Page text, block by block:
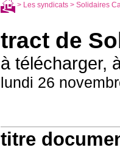
> Les syndicats> Solidaires
tract de
à télécharger,
lundi 26
titre